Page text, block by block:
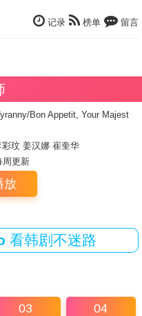
记录 榜单 留言
Bon Appetit, Your Majest
彩玟 姜汉娜 崔奎华
周更新
放
看韩剧不迷路
03 04